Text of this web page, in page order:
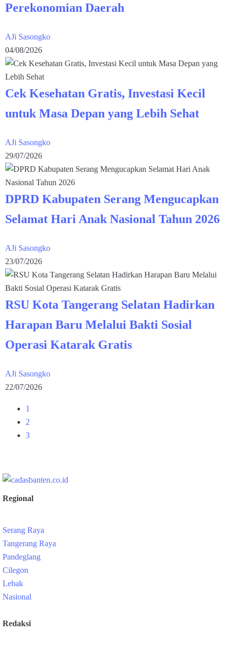
Perekonomian Daerah
AJi Sasongko
04/08/2026
Cek Kesehatan Gratis, Investasi Kecil
untuk Masa Depan yang Lebih Sehat
AJi Sasongko
29/07/2026
DPRD Kabupaten Serang Mengucapkan
Selamat Hari Anak Nasional Tahun 2026
AJi Sasongko
23/07/2026
RSU Kota Tangerang Selatan Hadirkan
Harapan Baru Melalui Bakti Sosial
Operasi Katarak Gratis
AJi Sasongko
22/07/2026
1
2
3
Regional
Serang Raya
Tangerang Raya
Pandeglang
Cilegon
Lebak
Nasional
Redaksi